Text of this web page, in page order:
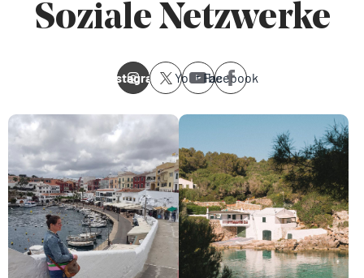
Soziale Netzwerke
Instagram YoutubeFacebook